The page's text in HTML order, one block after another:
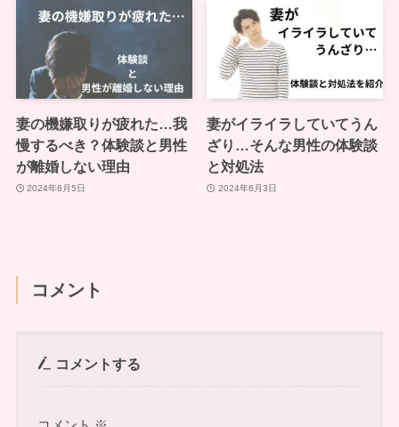
妻の機嫌取りが疲れた…我
慢するべき？体験談と男性
が離婚しない理由
2024年6月5日
妻がイライラしていてうん
ざり…そんな男性の体験談
と対処法
2024年6月3日
コメント
コメントする